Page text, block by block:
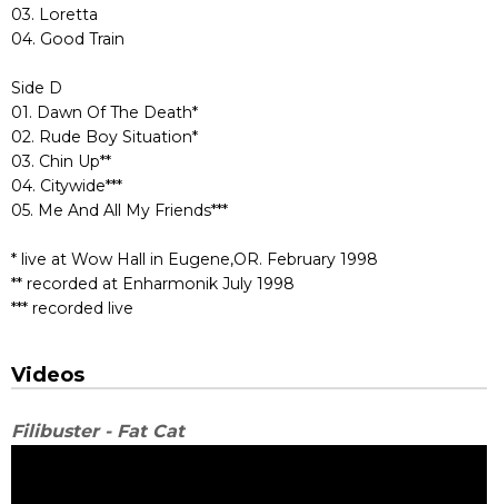
03. Loretta
04. Good Train
Side D
01. Dawn Of The Death*
02. Rude Boy Situation*
03. Chin Up**
04. Citywide***
05. Me And All My Friends***
* live at Wow Hall in Eugene,OR. February 1998
** recorded at Enharmonik July 1998
*** recorded live
Videos
Filibuster - Fat Cat